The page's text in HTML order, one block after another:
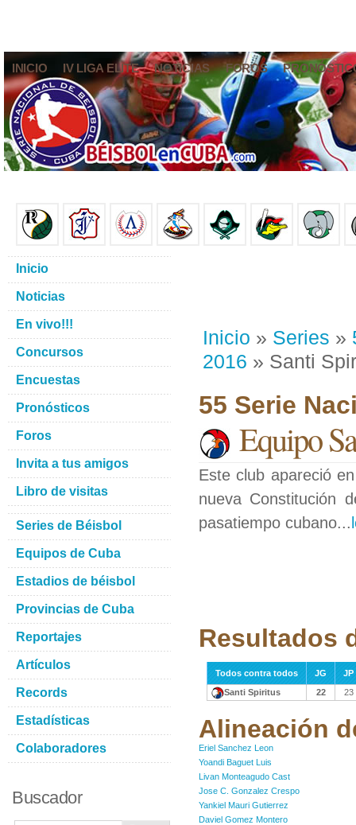
INICIO IV LIGA ELITE NOTICIAS FOROS
Inicio » Series »
2016 » Santi
55 Serie
Equipo
Este club apareció
nueva Constitución
pasatiempo cubano...
Resultados
Todos contra todos JG
JP
Santi Spiritus
22 23
Alineación
Eriel Sanchez Leon
Yoandi Baguet Luis
Livan Monteagudo Cast
Jose C. Gonzalez Crespo
Yankiel Mauri Gutierrez
Daviel Gomez Montero
Inicio
Noticias
En vivo!!!
Concursos
Encuestas
Pronósticos
Foros
Invita a tus amigos
Libro de visitas
Series de Béisbol
Equipos de Cuba
Estadios de béisbol
Provincias de Cuba
Reportajes
Artículos
Records
Estadísticas
Colaboradores
Buscador